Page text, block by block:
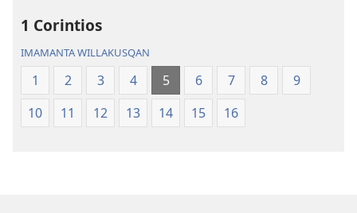
1 Corintios
IMAMANTA WILLAKUSQAN
1 2 3 4 5 6 7 8
9
10
11 12 13 14 15 16